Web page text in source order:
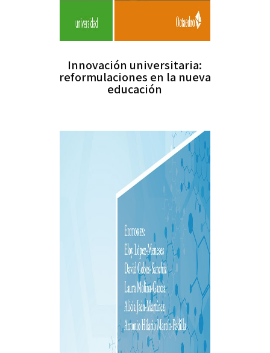
Innovación universitaria:
reformulaciones en la nueva
educación